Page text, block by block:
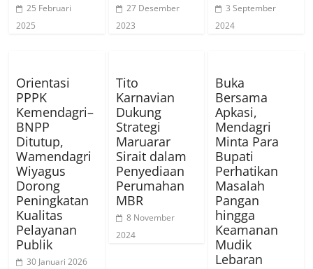
25 Februari
2025
27 Desember
2023
3 September
2024
Orientasi
PPPK
Kemendagri–
BNPP
Ditutup,
Wamendagri
Wiyagus
Dorong
Peningkatan
Kualitas
Pelayanan
Publik
30 Januari 2026
Tito
Karnavian
Dukung
Strategi
Maruarar
Sirait dalam
Penyediaan
Perumahan
MBR
8 November
2024
Buka
Bersama
Apkasi,
Mendagri
Minta Para
Bupati
Perhatikan
Masalah
Pangan
hingga
Keamanan
Mudik
Lebaran